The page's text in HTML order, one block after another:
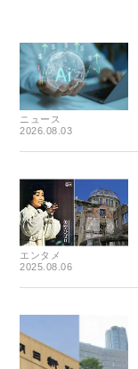
ニュース
2026.08.03
エンタメ
2025.08.06